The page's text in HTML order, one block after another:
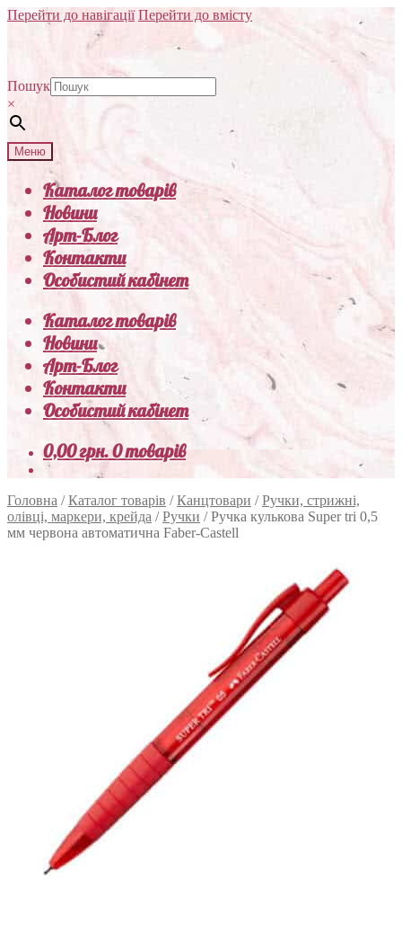
Перейти до навігації Перейти до вмісту
Пошук
×
Меню
Каталог товарів
Новини
Арт-Блог
Контакти
Особистий кабінет
Каталог товарів
Новини
Арт-Блог
Контакти
Особистий кабінет
0,00грн.0 товарів
Головна /Каталог товарів /Канцтовари /Ручки, стрижні,
олівці, маркери, крейда /Ручки /Ручка кулькова Super tri 0,5
мм червона автоматична Faber-Castell